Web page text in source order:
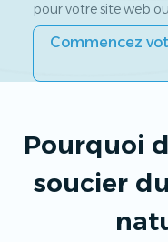
pour votre site web
Commencez
Pourquoi
soucier